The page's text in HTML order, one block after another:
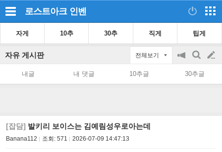
로스트아크 인벤
자게 10추 30추 직게 팁게
자유 게시판 전체보기
공
지
on/off
검
색
글
쓰
내글 내 댓글 10추글 30추글
[잡담] 발키리 보이스는 김예림성우로아는데
Banana112 조회: 571 2026-07-09 14:47:13